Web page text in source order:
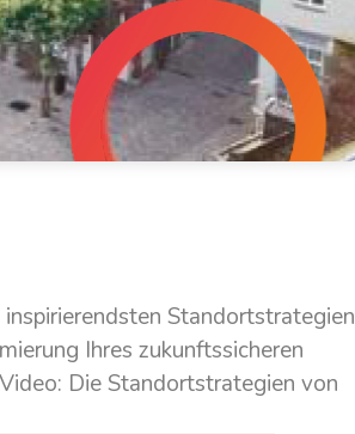
Standortstrategien
Ihres zukunftssicheren
Die Standortstrategien von